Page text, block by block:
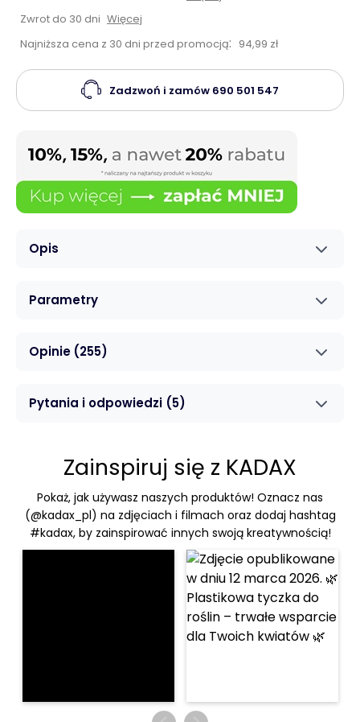
Opis
Parametry
Opinie (255)
Pytania i odpowiedzi (5)
Zainspiruj się z KADAX
Pokaż, jak używasz naszych produktów! Oznacz nas
(@kadax_pl) na zdjęciach i filmach oraz dodaj hashtag
#kadax, by zainspirować innych swoją kreatywnością!
Zwrot do 30 dni Więcej
Najniższa cena z 30 dni przed promocją: 94,99 zł
Zadzwoń i zamów 690 501 547